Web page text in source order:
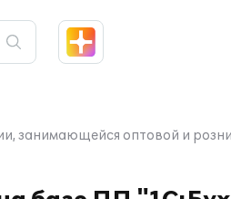
занимающейся оптовой и